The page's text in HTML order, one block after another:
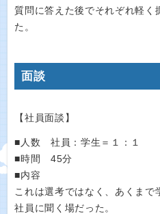
質問に答えた後でそれぞれ軽く
た。
面談
【社員面談】
■人数 社員：学生＝１：１
■時間 45分
■内容
これは選考ではなく、あくまで
社員に聞く場だった。